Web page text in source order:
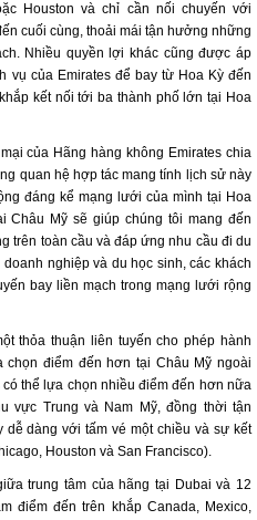
Houston và chỉ cần nối chuyến với
cuối cùng, thoải mái tận hưởng những
Nhiều quyền lợi khác cũng được áp
vụ của Emirates để bay từ Hoa Kỳ đến
kết nối tới ba thành phố lớn tại Hoa
của Hãng hàng không Emirates chia
quan hệ hợp tác mang tính lịch sử này
đáng kể mạng lưới của mình tại Hoa
Châu Mỹ sẽ giúp chúng tôi mang đến
trên toàn cầu và đáp ứng nhu cầu đi du
nghiệp và du học sinh, các khách
bay liền mạch trong mạng lưới rộng
thỏa thuận liên tuyến cho phép hành
điểm đến hơn tại Châu Mỹ ngoài
thể lựa chọn nhiều điểm đến hơn nữa
vực Trung và Nam Mỹ, đồng thời tận
dàng với tấm vé một chiều và sự kết
Houston và San Francisco).
trung tâm của hãng tại Dubai và 12
điểm đến trên khắp Canada, Mexico,